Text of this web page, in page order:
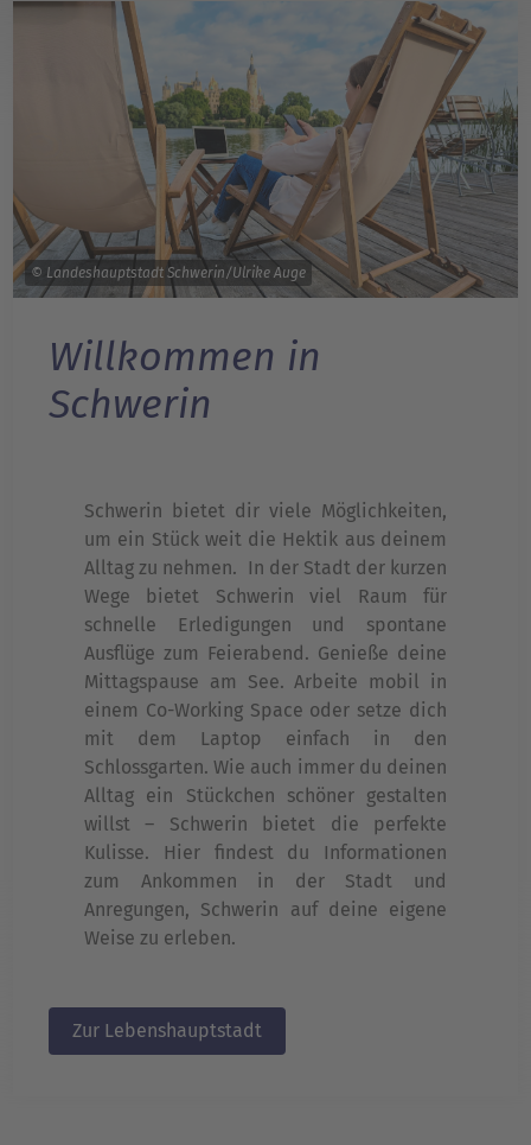
© Landeshauptstadt Schwerin/Ulrike Auge
Willkommen in
Schwerin
Schwerin bietet dir viele Möglichkeiten,
um ein Stück weit die Hektik aus deinem
Alltag zu nehmen. In der Stadt der kurzen
Wege bietet Schwerin viel Raum für
schnelle Erledigungen und spontane
Ausflüge zum Feierabend. Genieße deine
Mittagspause am See. Arbeite mobil in
einem Co-Working Space oder setze dich
mit dem Laptop einfach in den
Schlossgarten. Wie auch immer du deinen
Alltag ein Stückchen schöner gestalten
willst – Schwerin bietet die perfekte
Kulisse. Hier findest du Informationen
zum Ankommen in der Stadt und
Anregungen, Schwerin auf deine eigene
Weise zu erleben.
Zur Lebenshauptstadt